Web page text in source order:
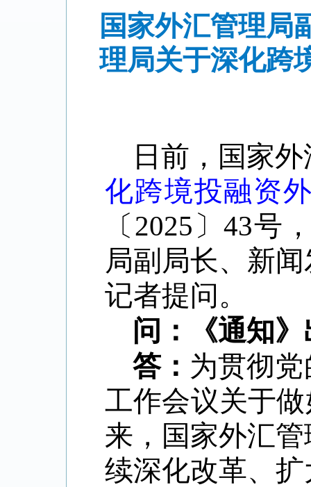
国家外汇管理局
理局关于深化跨
日前，国家
化跨境投融资
〔 2025 〕43号
局副局长、新
记者提问。
问：《通知
答： 为贯彻
工作会议关于
来，国家外汇
续深化改革、